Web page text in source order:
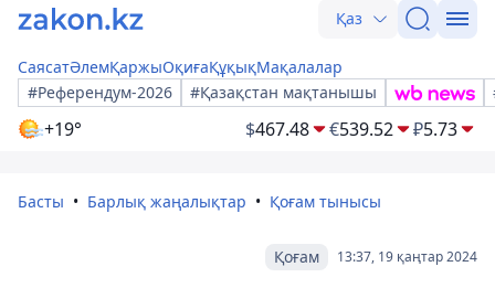
Қаз
СаясатӘлемҚаржыОқиғаҚұқықМақалалар
#Референдум-2026
#Қазақстан мақтанышы
+19° $467.48 €539.52 ₽5.73
Басты Барлық жаңалықтар Қоғам тынысы
13:37, 19 қаңтар 2024
Қоғам